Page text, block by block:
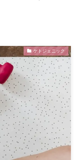
ケトジェニック